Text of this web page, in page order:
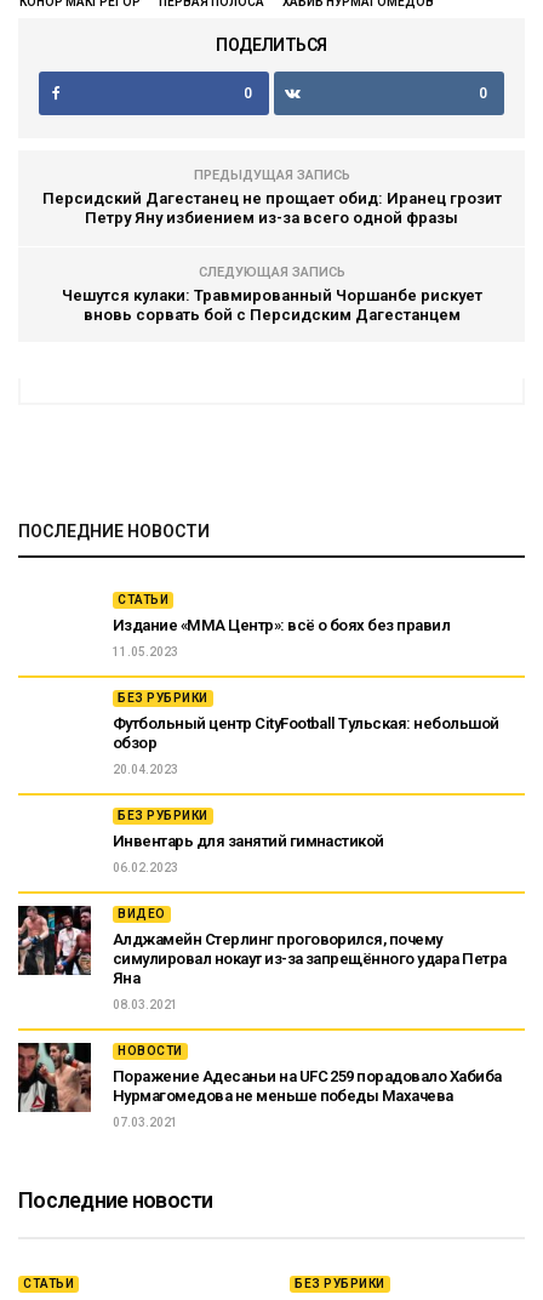
ПОДЕЛИТЬСЯ
0 0
ПРЕДЫДУЩАЯ ЗАПИСЬ
Персидский Дагестанец не прощает обид: Иранец грозит
Петру Яну избиением из-за всего одной фразы
СЛЕДУЮЩАЯ ЗАПИСЬ
Чешутся кулаки: Травмированный Чоршанбе рискует
вновь сорвать бой с Персидским Дагестанцем
ПОСЛЕДНИЕ НОВОСТИ
СТАТЬИ
Издание «ММА Центр»: всё о боях без правил
11.05.2023
БЕЗ РУБРИКИ
Футбольный центр CityFootball Тульская: небольшой
обзор
20.04.2023
БЕЗ РУБРИКИ
Инвентарь для занятий гимнастикой
06.02.2023
ВИДЕО
Алджамейн Стерлинг проговорился, почему
симулировал нокаут из-за запрещённого удара Петра
Яна
08.03.2021
НОВОСТИ
Поражение Адесаньи на UFC 259 порадовало Хабиба
Нурмагомедова не меньше победы Махачева
07.03.2021
Последние новости
СТАТЬИ БЕЗ РУБРИКИ